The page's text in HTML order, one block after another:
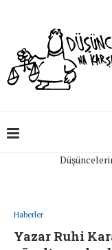
Haberler
Yazar Ruhi